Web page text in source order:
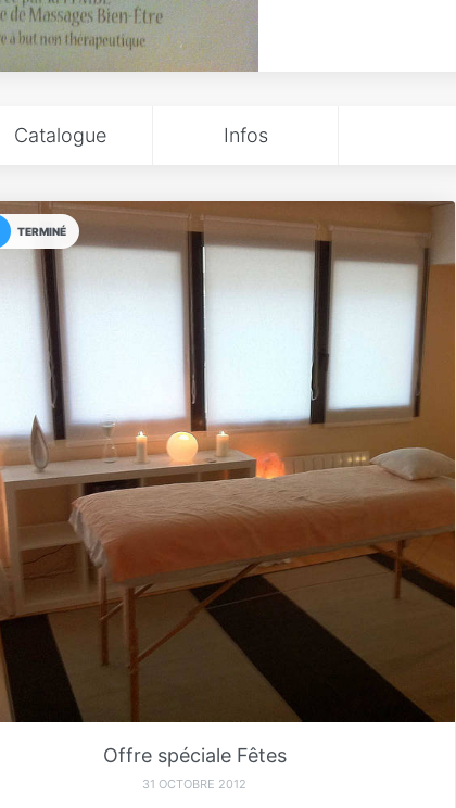
Catalogue Infos
TERMINÉ
Offre spéciale Fêtes
31 OCTOBRE 2012